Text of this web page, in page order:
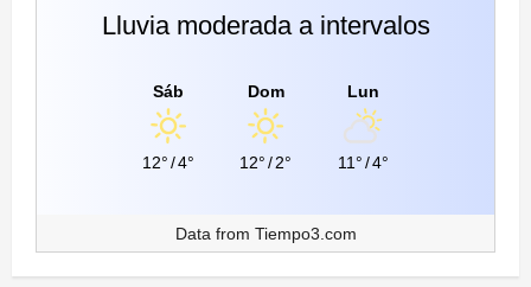
Lluvia moderada a intervalos
Sáb
12°/4°
Dom
12°/2°
Lun
11°/4°
Data from Tiempo3.com